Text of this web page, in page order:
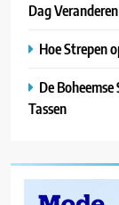
Dag Veranderen
Hoe Strepen
De
Tassen